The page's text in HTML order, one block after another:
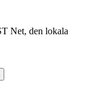
Net, den lokala